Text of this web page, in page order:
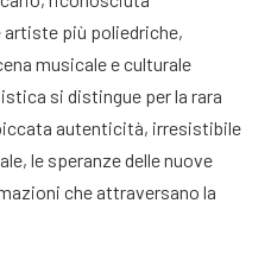
artiste più poliedriche,
musicale e culturale
si distingue per la rara
autenticità, irresistibile
le speranze delle nuove
che attraversano la